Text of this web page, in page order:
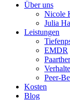
Über uns
Nicole
Julia
Leistungen
EMDR
Peer-
Kosten
Blog